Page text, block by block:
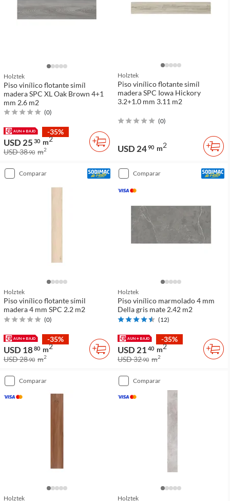
Holztek
Piso vinílico flotante simíl
madera SPC XL Oak Brown 4+1
mm 2.6 m2
(0)
-35%
USD 25 30 m2
USD 3890 m2
Holztek
Piso vinílico flotante simíl
madera SPC Iowa Hickory
3.2+1.0 mm 3.11 m2
(0)
USD 2490 m2
comparar
Holztek
Piso vinílico flotante símil
madera 4 mm SPC 2.2 m2
(0)
-35%
USD 1880 m2
USD 2890 m2
comparar
Holztek
Piso vinílico marmolado 4 mm
Della gris mate 2.42 m2
(12)
-35%
USD 21 40 m2
USD 3290 m2
comparar
Holztek
comparar
Holztek